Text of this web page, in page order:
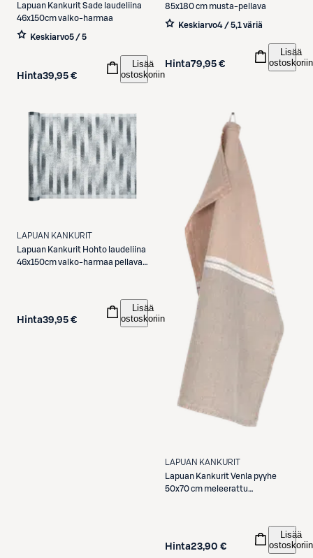
Lapuan KankuritSade laudeliina
46x150cm valko-harmaa
Keskiarvo5 / 5
Hinta39,95 €
Lisää
ostoskoriin
85x180 cm musta-pellava
Keskiarvo4 / 5,1 väriä
Hinta79,95 €
Lisää
ostoskoriin
LAPUAN KANKURIT
Lapuan Kankurit Hohto laudeliina
46x150cm valko-harmaa pellava-
Hinta39,95 €
Lisää
ostoskoriin
LAPUAN KANKURIT
Lapuan KankuritVenla pyyhe
50x70 cm meleerattu
Hinta23,90 €
Lisää
ostoskoriin